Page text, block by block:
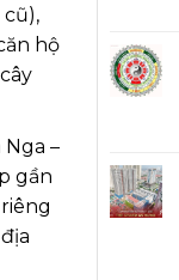
hộ
–
gần